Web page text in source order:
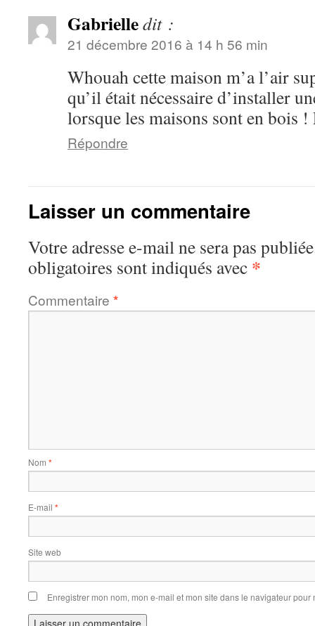
Gabrielledit :
21 décembre 2016 à 14 h 56 min
Whouah cette maison m’a l’air
qu’il était nécessaire d’installer
lorsque les maisons sont en bois !
Répondre
Laisser un commentaire
Votre adresse e-mail ne sera pas
obligatoires sont indiqués avec *
Commentaire *
Nom *
E-mail *
Site web
Enregistrer mon nom, mon e-mail et mon site dans le navigateur